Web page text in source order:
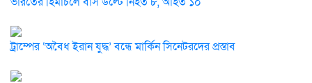
ট্রাম্পের ‘অবৈধ ইরান যুদ্ধ’ বন্ধে মার্কিন সিনেটরদের প্রস্তাব